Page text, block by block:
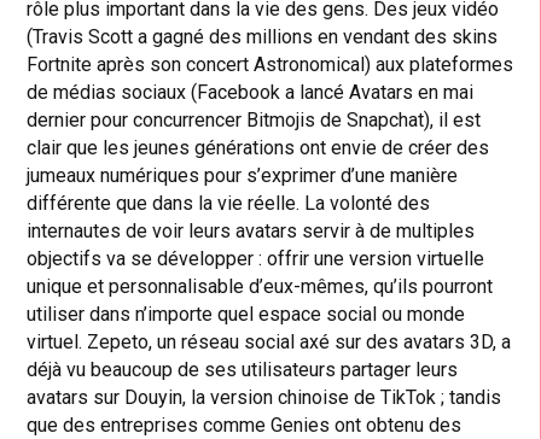
rôle plus important dans la vie des gens. Des jeux vidéo
(Travis Scott a gagné des millions en vendant des skins
Fortnite après son concert Astronomical) aux plateformes
de médias sociaux (Facebook a lancé Avatars en mai
dernier pour concurrencer Bitmojis de Snapchat), il est
clair que les jeunes générations ont envie de créer des
jumeaux numériques pour s’exprimer d’une manière
différente que dans la vie réelle. La volonté des
internautes de voir leurs avatars servir à de multiples
objectifs va se développer : offrir une version virtuelle
unique et personnalisable d’eux-mêmes, qu’ils pourront
utiliser dans n’importe quel espace social ou monde
virtuel. Zepeto, un réseau social axé sur des avatars 3D, a
déjà vu beaucoup de ses utilisateurs partager leurs
avatars sur Douyin, la version chinoise de TikTok ; tandis
que des entreprises comme Genies ont obtenu des